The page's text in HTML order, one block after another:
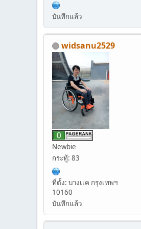
บันทึกแล้ว
widsanu2529
Newbie
กระทู้: 83
ที่ตั้ง: บางเเค กรุงเทพฯ
10160
บันทึกแล้ว